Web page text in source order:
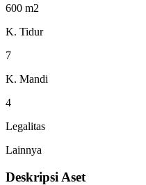
600 m2
K. Tidur
7
K. Mandi
4
Legalitas
Lainnya
Deskripsi Aset